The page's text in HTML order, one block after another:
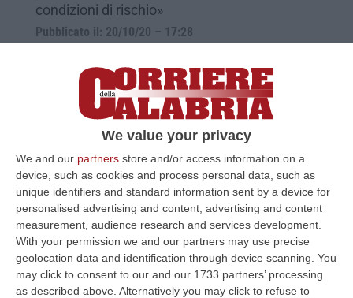
We value your privacy
We and our partners store and/or access information on a
device, such as cookies and process personal data, such as
unique identifiers and standard information sent by a device for
personalised advertising and content, advertising and content
measurement, audience research and services development.
With your permission we and our partners may use precise
geolocation data and identification through device scanning. You
may click to consent to our and our 1733 partners’ processing
as described above. Alternatively you may click to refuse to
condizioni di rischio»
Pubblicato il: 20/10/20 – 17:28
Crotone, Akrea si riorganizza. Pronta a
ripartire la raccolta differenziata